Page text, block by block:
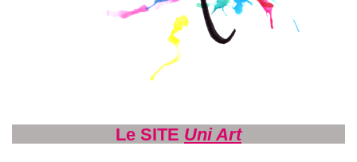
Le SITE Uni Art